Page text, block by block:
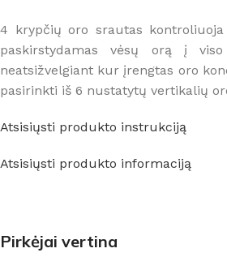
4 krypčių oro srautas
paskirstydamas vėsų orą į
neatsižvelgiant kur įrengtas oro
pasirinkti iš 6 nustatytų vertikalių
Atsisiųsti produkto instrukciją
Atsisiųsti produkto informaciją
Pirkėjai vertina